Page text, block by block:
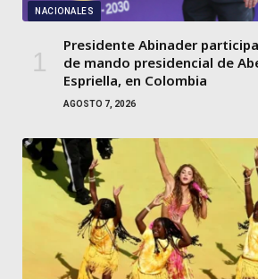
NACIONALES
Presidente Abinader
de mando presidencial de
Espriella, en Colombia
AGOSTO 7, 2026